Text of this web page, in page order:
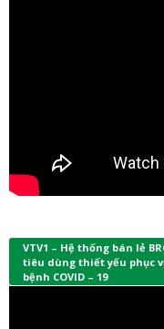
VTV1 – Hệ thống bán lẻ
tiêu dùng thiết yếu phục
bệnh COVID – 19